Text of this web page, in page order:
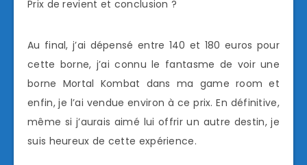
Prix de revient et conclusion ?
Au final, j’ai dépensé entre 140 et 180 euros pour
cette borne, j’ai connu le fantasme de voir une
borne Mortal Kombat dans ma game room et
enfin, je l’ai vendue environ à ce prix. En définitive,
même si j’aurais aimé lui offrir un autre destin, je
suis heureux de cette expérience.